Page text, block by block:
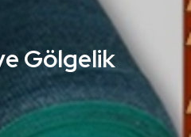
Naylon Branda